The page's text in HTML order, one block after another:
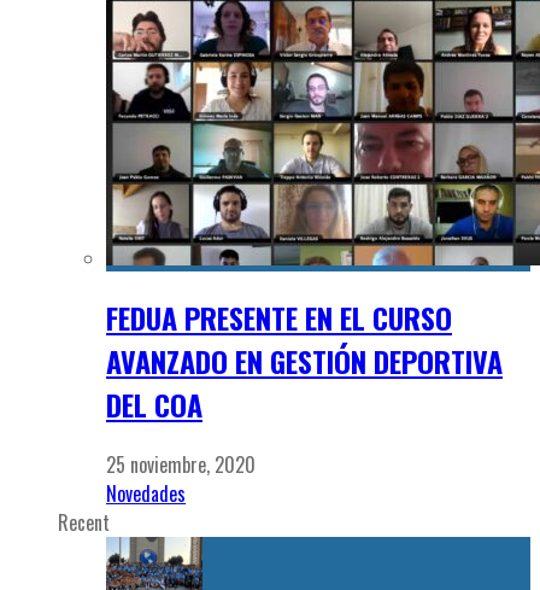
FEDUA PRESENTE EN EL CURSO
AVANZADO EN GESTIÓN DEPORTIVA
DEL COA
25 noviembre, 2020
Novedades
Recent